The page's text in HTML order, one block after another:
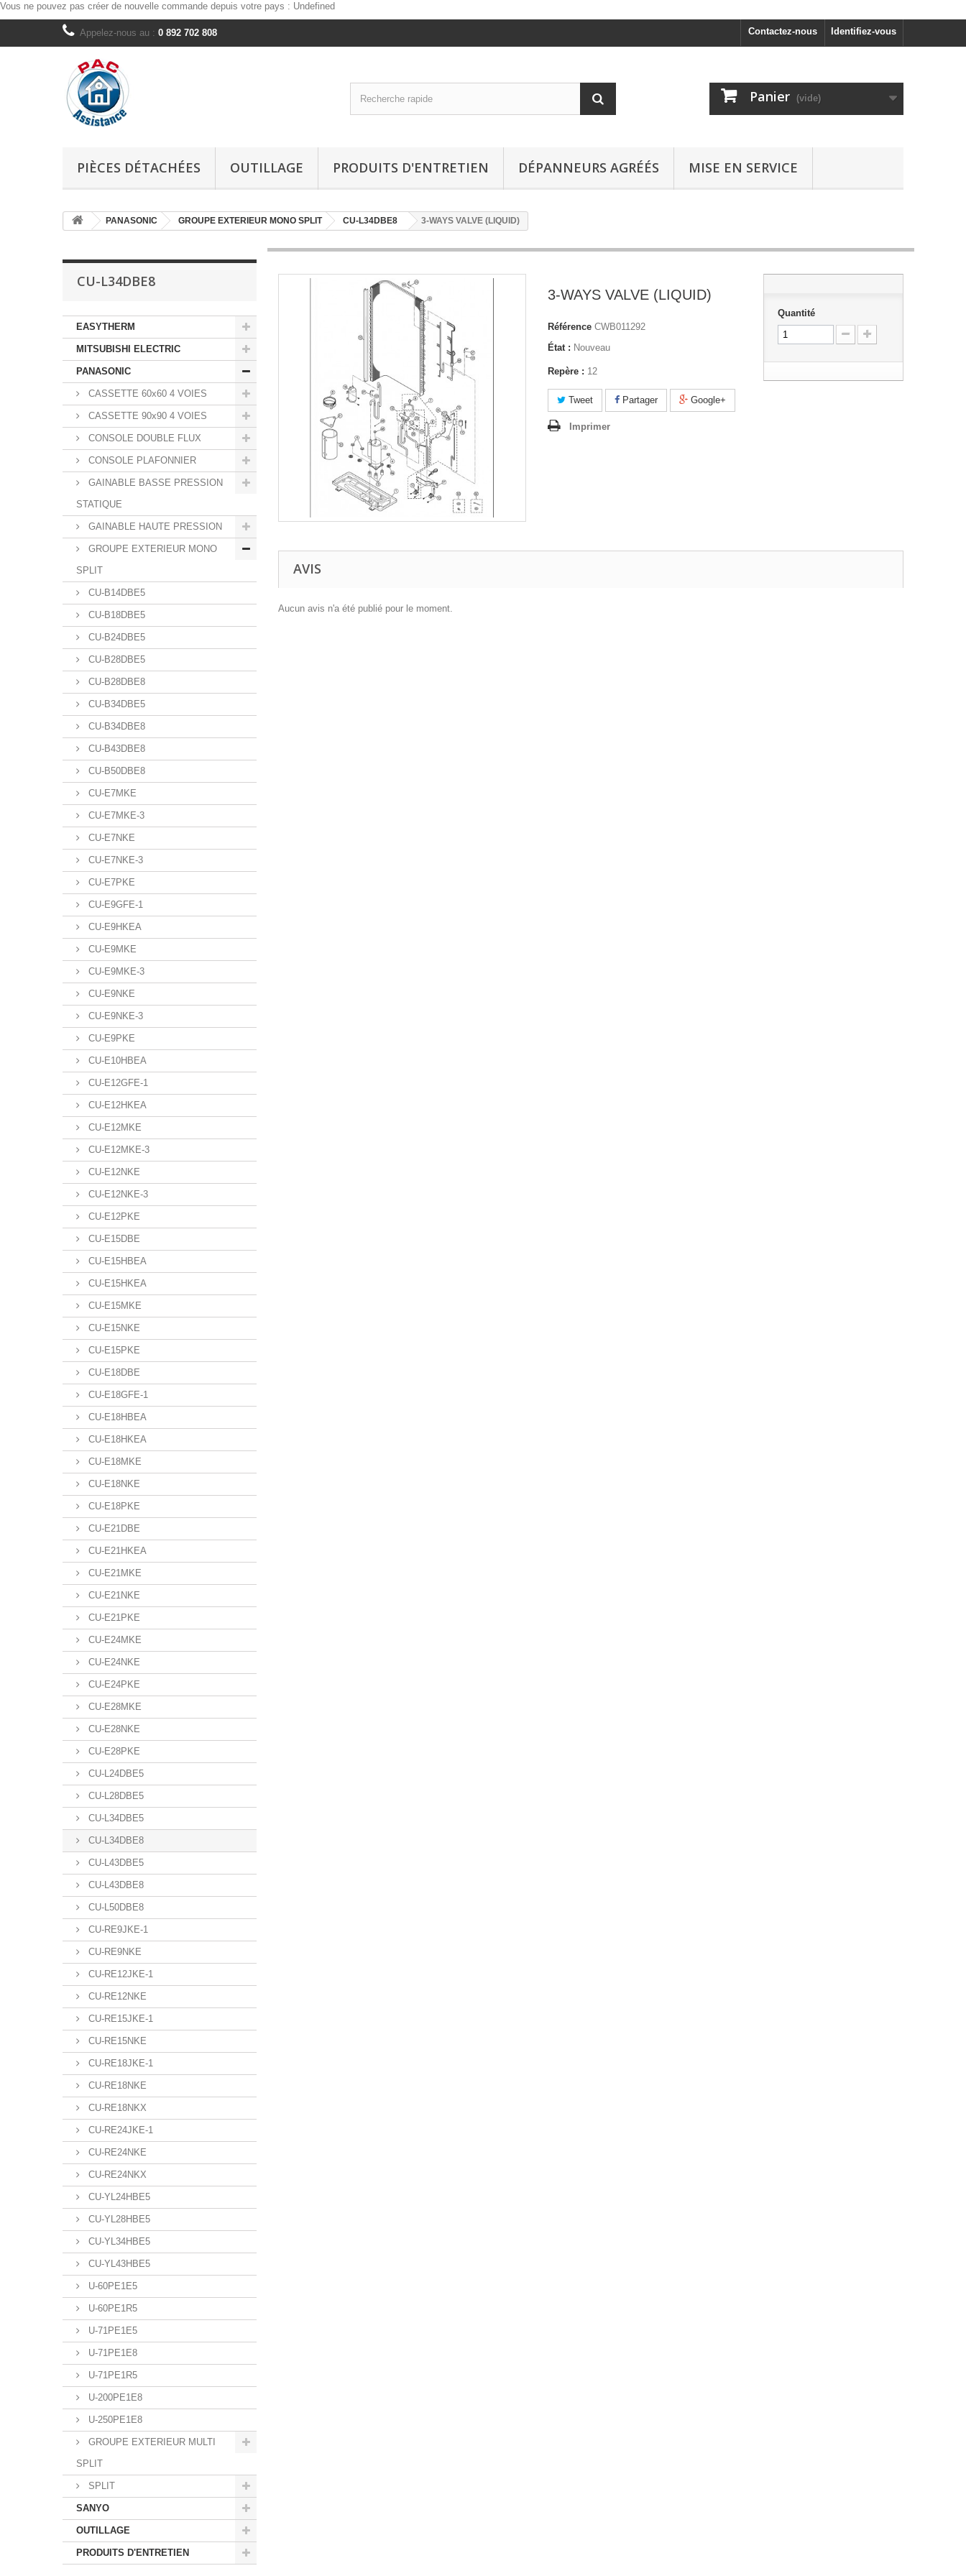
Vous ne pouvez pas créer de nouvelle commande depuis votre pays : Undefined
Identifiez-vous
Contactez-nous
Appelez-nous au : 0 892 702 808
Panier (vide)
PIÈCES DÉTACHÉES OUTILLAGE PRODUITS D'ENTRETIEN DÉPANNEURS AGRÉÉS MISE EN SERVICE
PANASONIC GROUPE EXTERIEUR MONO SPLIT CU-L34DBE8 3-WAYS VALVE (LIQUID)
CU-L34DBE8
EASYTHERM
MITSUBISHI ELECTRIC
PANASONIC
CASSETTE 60x60 4 VOIES
CASSETTE 90x90 4 VOIES
CONSOLE DOUBLE FLUX
CONSOLE PLAFONNIER
GAINABLE BASSE PRESSION
STATIQUE
GAINABLE HAUTE PRESSION
GROUPE EXTERIEUR MONO
SPLIT
CU-B14DBE5
CU-B18DBE5
CU-B24DBE5
CU-B28DBE5
CU-B28DBE8
CU-B34DBE5
CU-B34DBE8
CU-B43DBE8
CU-B50DBE8
CU-E7MKE
CU-E7MKE-3
CU-E7NKE
CU-E7NKE-3
CU-E7PKE
CU-E9GFE-1
CU-E9HKEA
CU-E9MKE
CU-E9MKE-3
CU-E9NKE
CU-E9NKE-3
CU-E9PKE
CU-E10HBEA
CU-E12GFE-1
CU-E12HKEA
CU-E12MKE
CU-E12MKE-3
CU-E12NKE
CU-E12NKE-3
CU-E12PKE
CU-E15DBE
CU-E15HBEA
CU-E15HKEA
CU-E15MKE
CU-E15NKE
CU-E15PKE
CU-E18DBE
CU-E18GFE-1
CU-E18HBEA
CU-E18HKEA
CU-E18MKE
CU-E18NKE
CU-E18PKE
CU-E21DBE
CU-E21HKEA
CU-E21MKE
CU-E21NKE
CU-E21PKE
CU-E24MKE
CU-E24NKE
CU-E24PKE
CU-E28MKE
CU-E28NKE
CU-E28PKE
CU-L24DBE5
CU-L28DBE5
CU-L34DBE5
CU-L34DBE8
CU-L43DBE5
CU-L43DBE8
CU-L50DBE8
CU-RE9JKE-1
CU-RE9NKE
CU-RE12JKE-1
CU-RE12NKE
CU-RE15JKE-1
CU-RE15NKE
CU-RE18JKE-1
CU-RE18NKE
CU-RE18NKX
CU-RE24JKE-1
CU-RE24NKE
CU-RE24NKX
CU-YL24HBE5
CU-YL28HBE5
CU-YL34HBE5
CU-YL43HBE5
U-60PE1E5
U-60PE1R5
U-71PE1E5
U-71PE1E8
U-71PE1R5
U-200PE1E8
U-250PE1E8
GROUPE EXTERIEUR MULTI
SPLIT
SPLIT
SANYO
OUTILLAGE
PRODUITS D'ENTRETIEN
3-WAYS VALVE (LIQUID)
Référence CWB011292
État : Nouveau
Repère : 12
Tweet Partager Google+
Imprimer
Quantité
AVIS
Aucun avis n'a été publié pour le moment.